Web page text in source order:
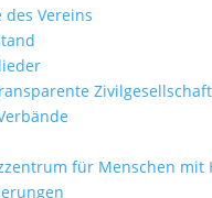
des Vereins
Zivilgesellschaft
für Menschen mit